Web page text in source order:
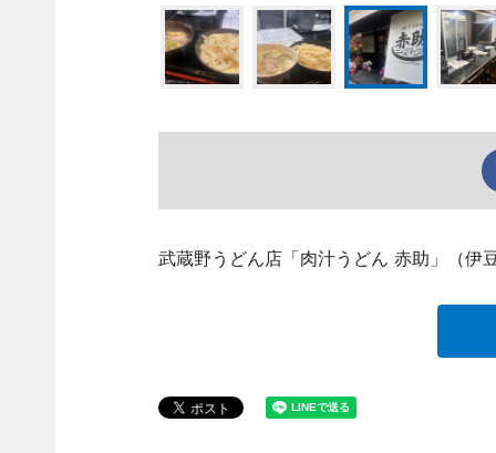
武蔵野うどん店「肉汁うどん 赤助」（伊